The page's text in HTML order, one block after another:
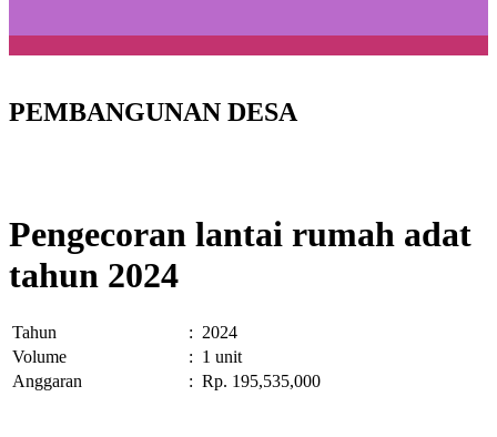
PEMBANGUNAN DESA
Pengecoran lantai rumah adat
tahun 2024
Tahun : 2024
Volume
: 1 unit
Anggaran
: Rp. 195,535,000